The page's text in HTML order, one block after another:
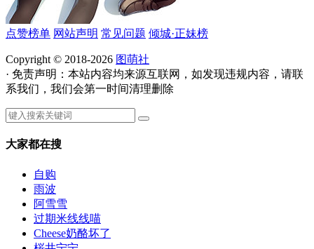
点赞榜单 网站声明 常见问题 倾城·正妹榜
Copyright © 2018-2026 图萌社
· 免责声明：本站内容均来源互联网，如发现违规内容，请联
系我们，我们会第一时间清理删除
大家都在搜
自购
雨波
阿雪雪
过期米线线喵
Cheese奶酪坏了